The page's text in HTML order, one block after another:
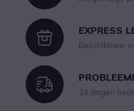
IconEXPRESS
Beschikbaar
Icon14 dagen